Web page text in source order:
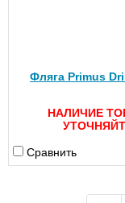
Фляга Primus
НАЛИЧИЕ
Сравнить